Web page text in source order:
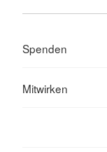
Spenden
Mitwirken